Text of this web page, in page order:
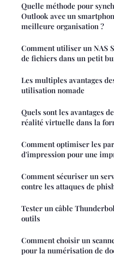
Quelle méthode pour
Outlook avec un
meilleure organisation ?
Comment utiliser un NAS
de fichiers dans un petit
Les multiples avantages
utilisation nomade
Quels sont les avantages
réalité virtuelle dans la
Comment optimiser les
d'impression pour une
Comment sécuriser un
contre les attaques de
Tester un câble
outils
Comment choisir un
pour la numérisation de